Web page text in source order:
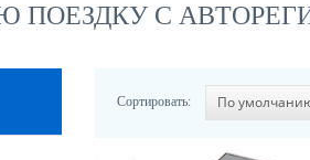
ПОЕЗДКУ С
Сортировать: